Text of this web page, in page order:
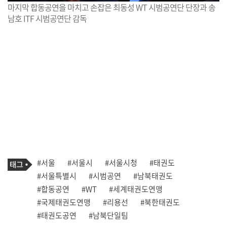
마지막 합동공연을 마치고 손잡은 최동성 WT 시범공연단 단장과 송
남호 ITF 시범공연단 감독
기
사
관
련
태
그
태
그
#서울 #서울시 #서울시청
#태권도
#서울특별시
#시범공연
#남북태권도
#합동공연
#WT
#세계태권도연맹
#국제태권도연맹
#리용선
#북한태권도
#태권도공연
#남북단일팀